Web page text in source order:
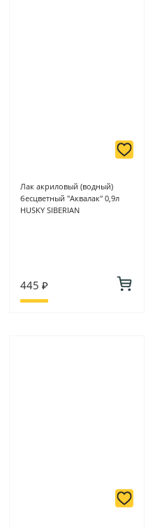
Лак акриловый (водный)
бесцветный "Аквалак" 0,9л
HUSKY SIBERIAN
445 ₽